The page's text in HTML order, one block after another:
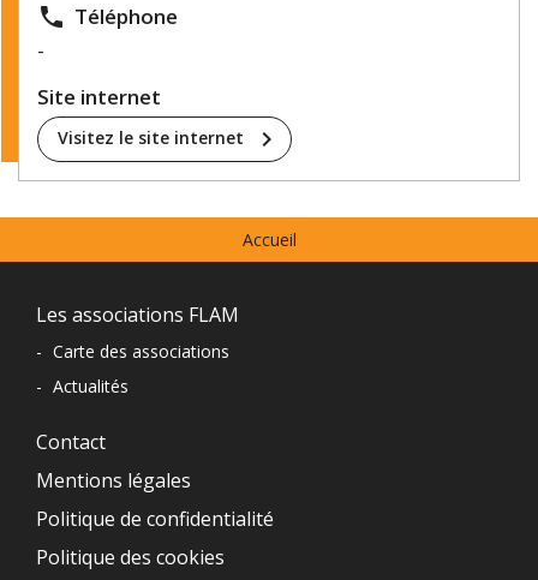
local_phone Téléphone
-
Site internet
Visitez le site internet chevron_right
Accueil
Navigation
du
pied
de
page
Les associations FLAM
- Carte des associations
- Actualités
Contact
Mentions légales
Politique de confidentialité
Politique des cookies